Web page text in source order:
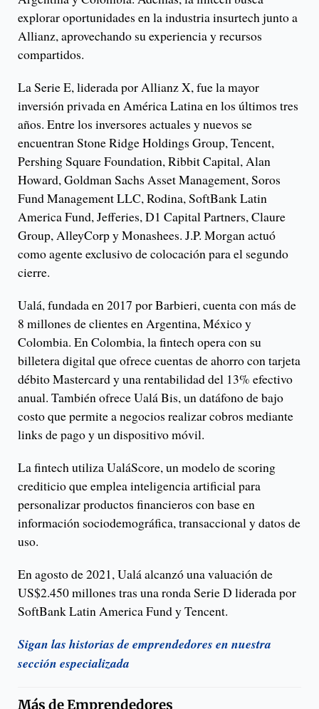
explorar oportunidades en la industria insurtech junto a
Allianz, aprovechando su experiencia y recursos
compartidos.
La Serie E, liderada por Allianz X, fue la mayor
inversión privada en América Latina en los últimos tres
años. Entre los inversores actuales y nuevos se
encuentran Stone Ridge Holdings Group, Tencent,
Pershing Square Foundation, Ribbit Capital, Alan
Howard, Goldman Sachs Asset Management, Soros
Fund Management LLC, Rodina, SoftBank Latin
America Fund, Jefferies, D1 Capital Partners, Claure
Group, AlleyCorp y Monashees. J.P. Morgan actuó
como agente exclusivo de colocación para el segundo
cierre.
Ualá, fundada en 2017 por Barbieri, cuenta con más de
8 millones de clientes en Argentina, México y
Colombia. En Colombia, la fintech opera con su
billetera digital que ofrece cuentas de ahorro con tarjeta
débito Mastercard y una rentabilidad del 13% efectivo
anual. También ofrece Ualá Bis, un datáfono de bajo
costo que permite a negocios realizar cobros mediante
links de pago y un dispositivo móvil.
La fintech utiliza UaláScore, un modelo de scoring
crediticio que emplea inteligencia artificial para
personalizar productos financieros con base en
información sociodemográfica, transaccional y datos de
uso.
En agosto de 2021, Ualá alcanzó una valuación de
US$2.450 millones tras una ronda Serie D liderada por
SoftBank Latin America Fund y Tencent.
Sigan las historias de emprendedores en nuestra
sección especializada
Más deEmprendedores